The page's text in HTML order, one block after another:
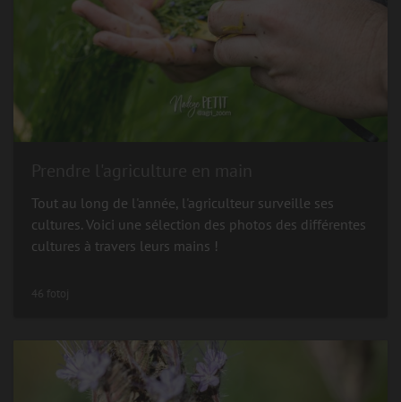
Tout au long de l'année, l'agriculteur surveille ses
cultures. Voici une sélection des photos des différentes
cultures à travers leurs mains !
46 fotoj